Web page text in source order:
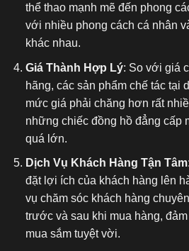
thể thao mạnh mẽ đến phong
với nhiều phong cách cá nhân
khác nhau.
Giá Thành Hợp Lý: So với giá
hãng, các sản phẩm chế tác tại
mức giá phải chăng hơn rất
những chiếc đồng hồ đẳng cấp
quá lớn.
Dịch Vụ Khách Hàng Tận Tâm
đặt lợi ích của khách hàng lên
vụ chăm sóc khách hàng
trước và sau khi mua hàng,
mua sắm tuyệt vời.